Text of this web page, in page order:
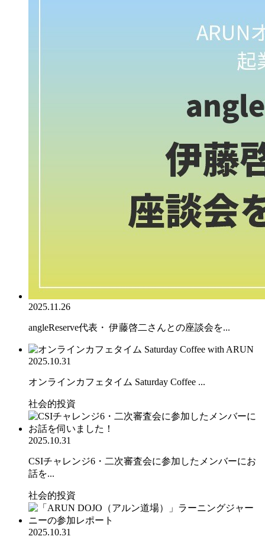
2025.11.26
angleReserve代表・ 伊藤啓二さんとの座談会を...
2025.10.31
オンラインカフェタイム Saturday Coffee ...
社会的投資
2025.10.31
CSIチャレンジ6・二次審査会に参加したメンバーにお
話を...
社会的投資
2025.10.31